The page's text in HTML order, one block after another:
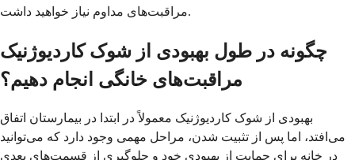
مراقبت‌های مداوم نیاز خواهید داشت.
چگونه در طول بهبودی از شوک کاردیوژنیک
مراقبت‌های خانگی انجام دهیم؟
بهبودی از شوک کاردیوژنیک معمولاً در ابتدا در بیمارستان اتفاق
می‌افتد، اما پس از تثبیت شدن، مراحل مهمی وجود دارد که می‌توانید
در خانه برای حمایت از بهبودی خود و جلوگیری از قسمت‌های بعدی